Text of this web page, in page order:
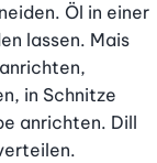
Öl in einer
lassen. Mais
in Schnitze
anrichten. Dill